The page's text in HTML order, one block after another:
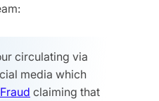
circulating via
media which
claiming that